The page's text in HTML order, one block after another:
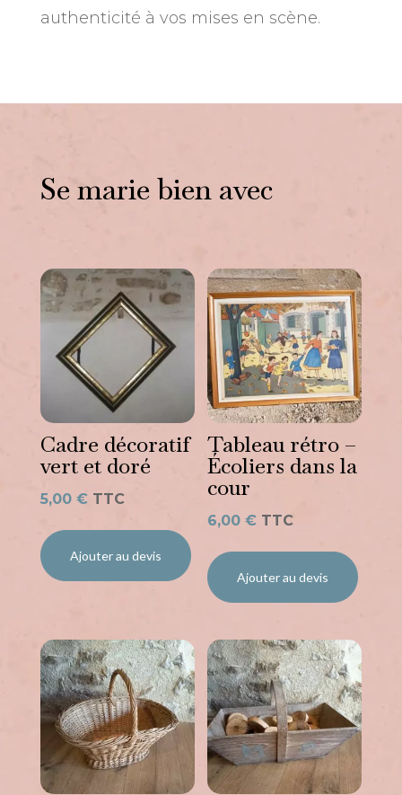
authenticité à vos mises en scène.
Se marie bien avec
Cadre décoratif
vert et doré
5,00 € TTC
Ajouter au devis
Tableau rétro –
Écoliers dans la
cour
6,00€ TTC
Ajouter au devis